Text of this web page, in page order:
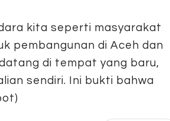
kita seperti masyarakat
pembangunan di Aceh dan
di tempat yang baru,
sendiri. Ini bukti bahwa